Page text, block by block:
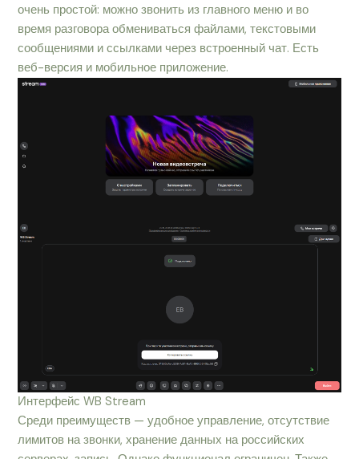
очень простой: можно звонить из главного меню и во
время разговора обмениваться файлами, текстовыми
сообщениями и ссылками через встроенный чат. Есть
веб-версия и мобильное приложение.
Интерфейс WB Stream
Среди преимуществ — удобное управление, отсутствие
лимитов на звонки, хранение данных на российских